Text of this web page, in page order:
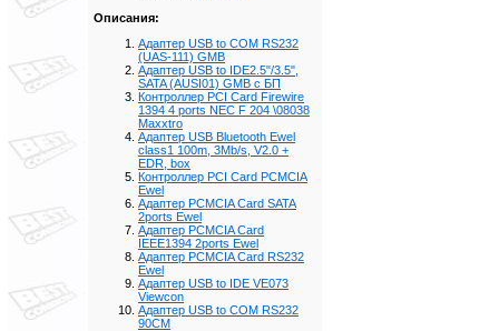
Описания:
Адаптер USB to COM RS232
(UAS-111) GMB
Адаптер USB to IDE2.5"/3.5",
SATA (AUSI01) GMB с БП
Контроллер PCI Card Firewire
1394 4 ports NEC F 204 \08038
Maxxtro
Адаптер USB Bluetooth Ewel
class1 100m, 3Mb/s, V2.0 +
EDR, box
Контроллер PCI Card PCMCIA
Ewel
Адаптер PCMCIA Card SATA
2ports Ewel
Адаптер PCMCIA Card
IEEE1394 2ports Ewel
Адаптер PCMCIA Card RS232
Ewel
Адаптер USB to IDE VE073
Viewcon
Адаптер USB to COM RS232
90CM